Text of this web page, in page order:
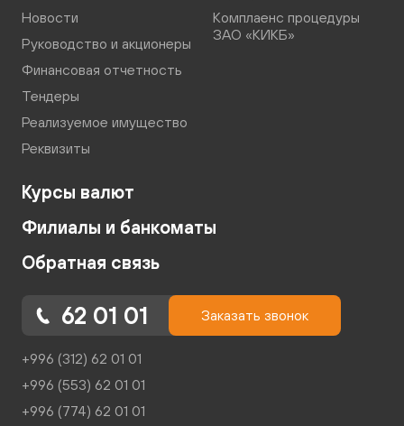
Новости
Руководство и акционеры
Финансовая отчетность
Тендеры
Реализуемое имущество
Реквизиты
Комплаенс процедуры
ЗАО «КИКБ»
Курсы валют
Филиалы и банкоматы
Обратная связь
62 01 01 Заказать звонок
+996 (312) 62 01 01
+996 (553) 62 01 01
+996 (774) 62 01 01